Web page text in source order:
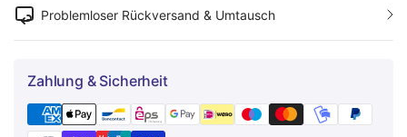
Problemloser Rückversand & Umtausch
Zahlung & Sicherheit